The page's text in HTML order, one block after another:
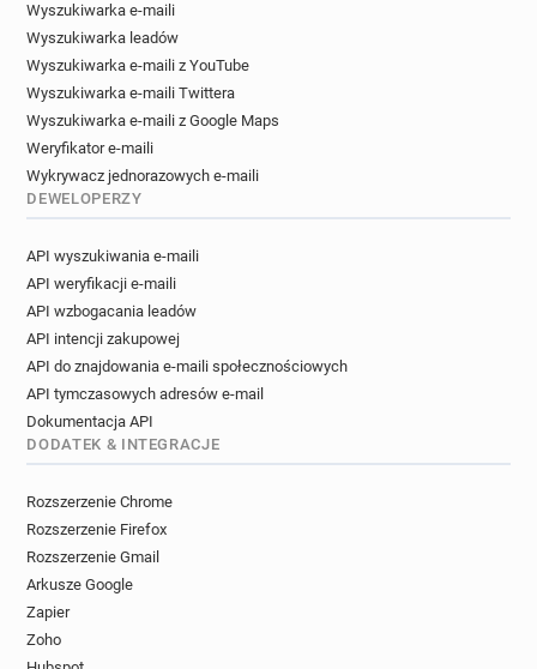
Wyszukiwarka e-maili
Wyszukiwarka leadów
Wyszukiwarka e-maili z YouTube
Wyszukiwarka e-maili Twittera
Wyszukiwarka e-maili z Google Maps
Weryfikator e-maili
Wykrywacz jednorazowych e-maili
DEWELOPERZY
API wyszukiwania e-maili
API weryfikacji e-maili
API wzbogacania leadów
API intencji zakupowej
API do znajdowania e-maili społecznościowych
API tymczasowych adresów e-mail
Dokumentacja API
DODATEK & INTEGRACJE
Rozszerzenie Chrome
Rozszerzenie Firefox
Rozszerzenie Gmail
Arkusze Google
Zapier
Zoho